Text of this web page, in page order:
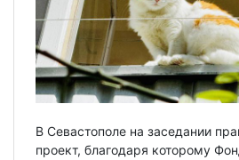
В Севастополе на заседании
проект, благодаря которому